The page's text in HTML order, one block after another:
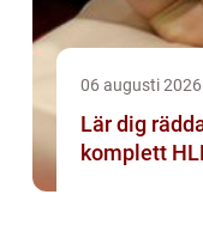
06 augusti 2026
Lär dig
komplett